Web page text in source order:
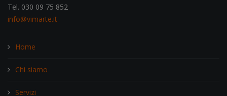
Tel. 030 09 75 852
info@vimarte.it
Home
Chi siamo
Servizi